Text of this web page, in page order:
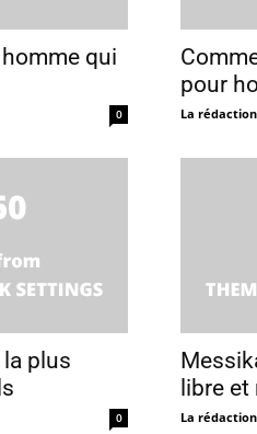
qui
0
pour
La rédaction
plus
0
libre
La rédaction